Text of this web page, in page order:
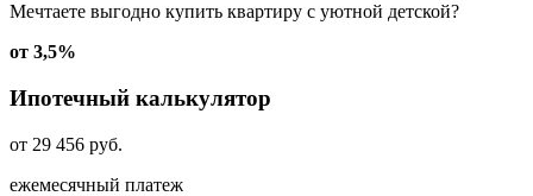
Мечтаете выгодно купить квартиру с уютной детской?
от 3,5%
Ипотечный калькулятор
от 29 456 руб.
ежемесячный платеж